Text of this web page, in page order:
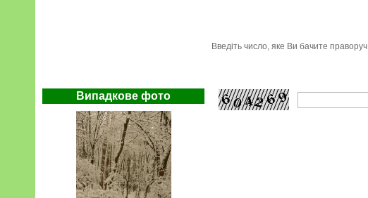
Випадкове фото
Введіть число, яке Ви бачите праворуч